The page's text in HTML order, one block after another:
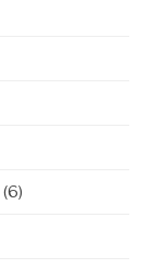
(6)